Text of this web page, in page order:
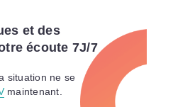
et des
écoute 7J/7
situation ne se
maintenant.